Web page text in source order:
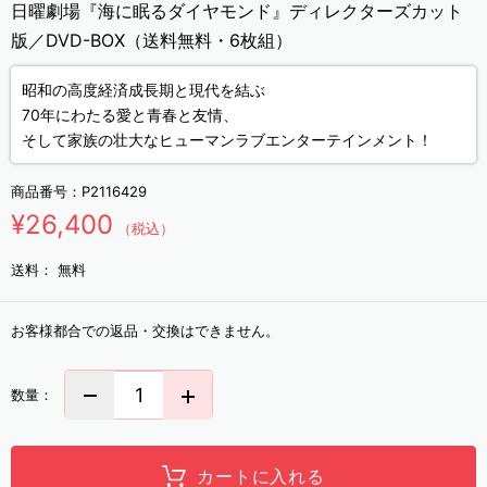
日曜劇場『海に眠るダイヤモンド』ディレクターズカット
版／DVD-BOX（送料無料・6枚組）
昭和の高度経済成長期と現代を結ぶ
70年にわたる愛と青春と友情、
そして家族の壮大なヒューマンラブエンターテインメント！
商品番号： P2116429
¥26,400 （税込）
送料： 無料
お客様都合での返品・交換はできません。
数量：
カートに入れる